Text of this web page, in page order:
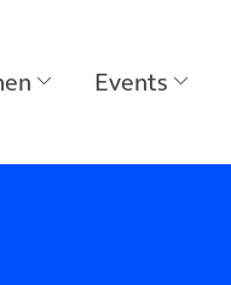
Events